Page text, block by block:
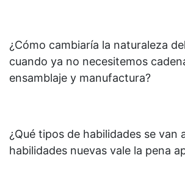
¿Cómo cambiaría la naturaleza
cuando ya no necesitemos
ensamblaje y manufactura?
¿Qué tipos de habilidades se van
habilidades nuevas vale la pena